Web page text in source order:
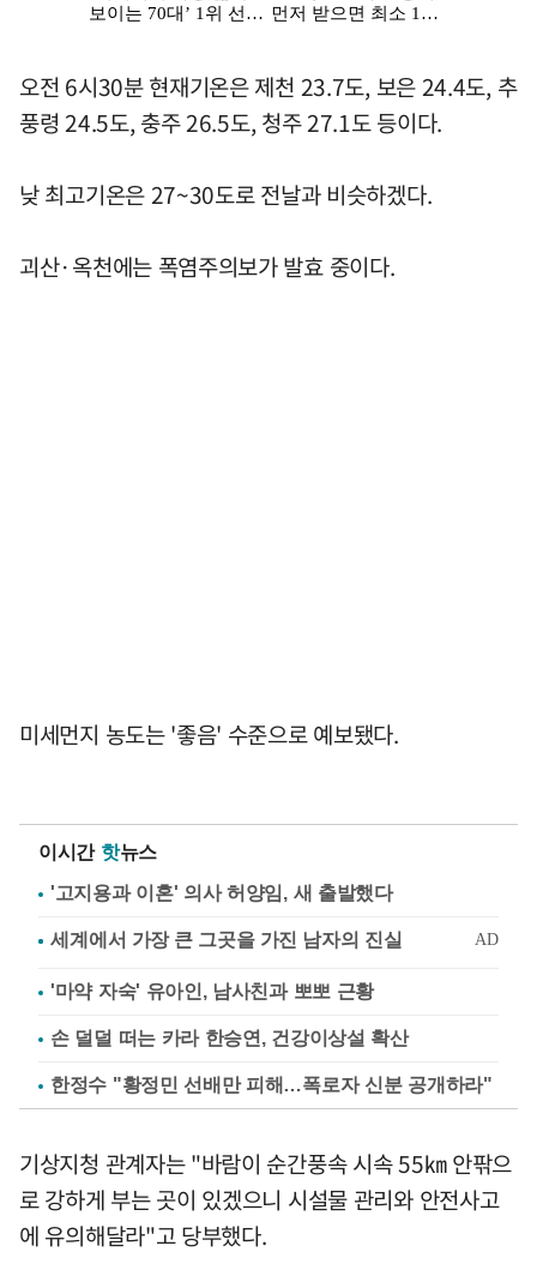
오전 6시30분 현재기온은 제천 23.7도, 보은 24.4도, 추
풍령 24.5도, 충주 26.5도, 청주 27.1도 등이다.
낮 최고기온은 27~30도로 전날과 비슷하겠다.
괴산·옥천에는 폭염주의보가 발효 중이다.
미세먼지 농도는 '좋음' 수준으로 예보됐다.
이시간 핫뉴스
'고지용과 이혼' 의사 허양임, 새 출발했다
'마약 자숙' 유아인, 남사친과 뽀뽀 근황
손 덜덜 떠는 카라 한승연, 건강이상설 확산
한정수 "황정민 선배만 피해…폭로자 신분 공개하라"
기상지청 관계자는 "바람이 순간풍속 시속 55㎞ 안팎으
로 강하게 부는 곳이 있겠으니 시설물 관리와 안전사고
에 유의해달라"고 당부했다.